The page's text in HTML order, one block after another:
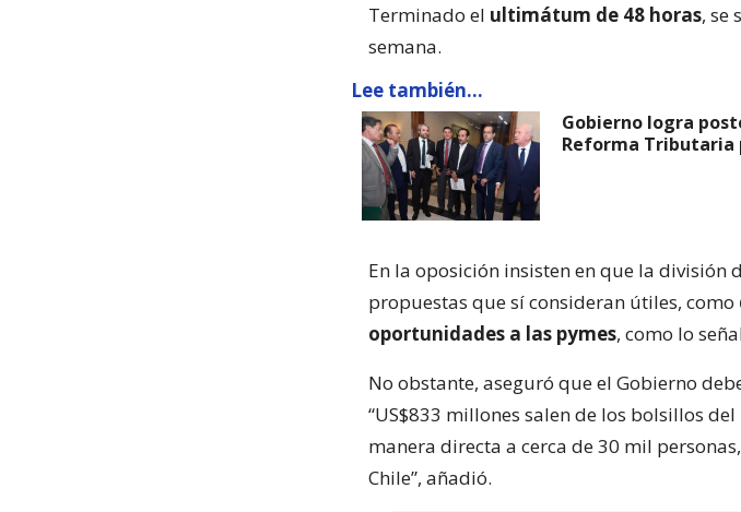
Terminado el ultimátum de 48 horas, se
semana.
Lee también...
Gobierno logra
Reforma Tributaria
En la oposición insisten en que la
propuestas que sí consideran útiles, como
oportunidades a las pymes, como lo
No obstante, aseguró que el Gobierno
“US$833 millones salen de los bolsillos
manera directa a cerca de 30 mil
Chile”, añadió.